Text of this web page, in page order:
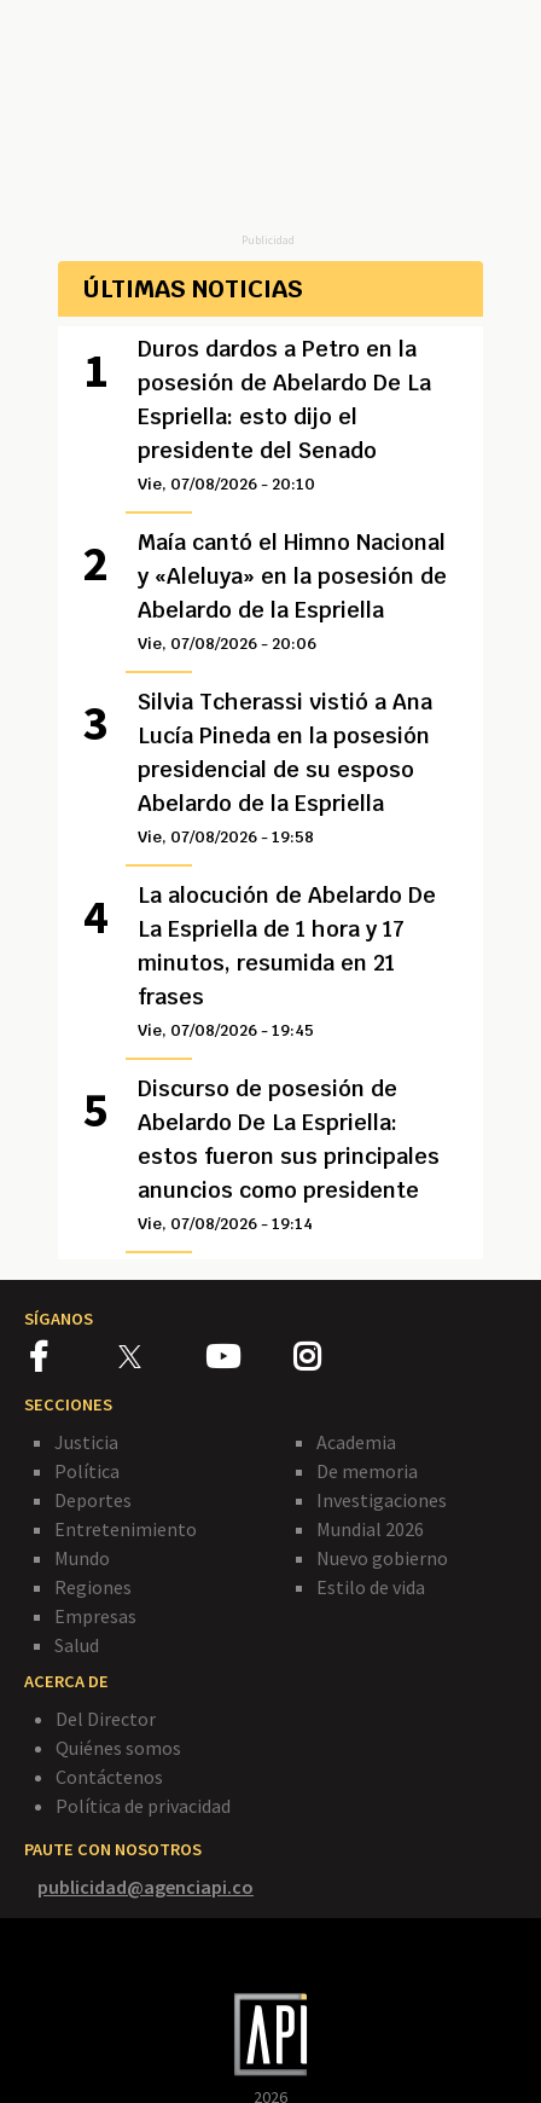
Publicidad
ÚLTIMAS NOTICIAS
Duros dardos a Petro en la
posesión de Abelardo De La
Espriella: esto dijo el
presidente del Senado
Vie, 07/08/2026 - 20:10
Maía cantó el Himno Nacional
y «Aleluya» en la posesión de
Abelardo de la Espriella
Vie, 07/08/2026 - 20:06
Silvia Tcherassi vistió a Ana
Lucía Pineda en la posesión
presidencial de su esposo
Abelardo de la Espriella
Vie, 07/08/2026 - 19:58
La alocución de Abelardo De
La Espriella de 1 hora y 17
minutos, resumida en 21
frases
Vie, 07/08/2026 - 19:45
Discurso de posesión de
Abelardo De La Espriella:
estos fueron sus principales
anuncios como presidente
Vie, 07/08/2026 - 19:14
SÍGANOS
SECCIONES
Justicia
Política
Deportes
Entretenimiento
Mundo
Regiones
Empresas
Salud
Academia
De memoria
Investigaciones
Mundial 2026
Nuevo gobierno
Estilo de vida
ACERCA DE
Del Director
Quiénes somos
Contáctenos
Política de privacidad
PAUTE CON NOSOTROS
publicidad@agenciapi.co
2026